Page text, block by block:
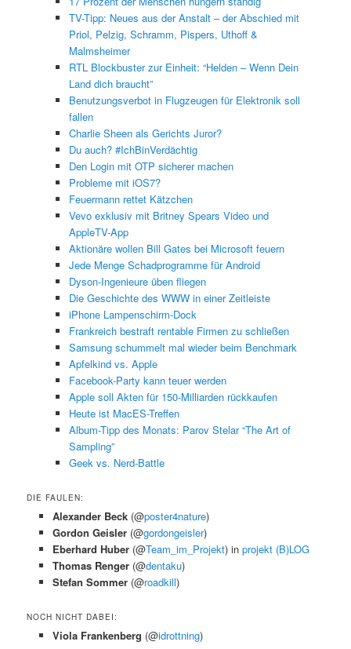
TV-Tipp: Neues aus der Anstalt – der Abschied mit
Priol, Pelzig, Schramm, Pispers, Uthoff &
Malmsheimer
RTL Blockbuster zur Einheit: “Helden – Wenn Dein
Land dich braucht”
Benutzungsverbot in Flugzeugen für Elektronik soll
fallen
Charlie Sheen als Gerichts Juror?
Du auch? #IchBinVerdächtig
Den Login mit OTP sicherer machen
Probleme mit iOS7?
Feuermann rettet Kätzchen
Vevo exklusiv mit Britney Spears Video und
AppleTV-App
Aktionäre wollen Bill Gates bei Microsoft feuern
Jede Menge Schadprogramme für Android
Dyson-Ingenieure üben fliegen
Die Geschichte des WWW in einer Zeitleiste
iPhone Lampenschirm-Dock
Frankreich bestraft rentable Firmen zu schließen
Samsung schummelt mal wieder beim Benchmark
Apfelkind vs. Apple
Facebook-Party kann teuer werden
Apple soll Akten für 150-Milliarden rückkaufen
Heute ist MacES-Treffen
Album-Tipp des Monats: Parov Stelar “The Art of
Sampling”
Geek vs. Nerd-Battle
DIE FAULEN:
Alexander Beck (@poster4nature)
Gordon Geisler (@gordongeisler)
Eberhard Huber (@Team_im_Projekt) in projekt (B)LOG
Thomas Renger (@dentaku)
Stefan Sommer (@roadkill)
NOCH NICHT DABEI:
Viola Frankenberg (@idrottning)